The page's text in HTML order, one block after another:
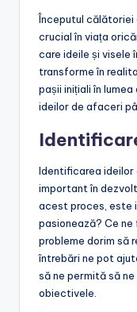
Începutul călătoriei
crucial în viața
care ideile și visele
transforme în
pașii inițiali în
ideilor de afaceri
Identificarea
important în
acest proces, este
pasionează? Ce ne
probleme dorim să
întrebări ne pot
să ne permită să ne
obiectivele.